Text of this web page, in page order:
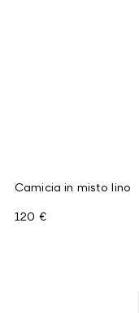
Camicia in misto lino
120 €